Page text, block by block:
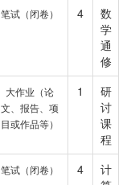
笔试（闭卷） 4
数
学
通
修
大作业（论
文、报告、项
目或作品等）
1
研
讨
课
程
笔试（闭卷） 4
计